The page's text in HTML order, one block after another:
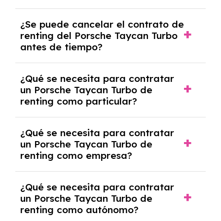
tendrás que pagar ningún tipo de entrada
salvo en casos que lo exija el proveedor
debido al resultado del estudio de viabilidad
económica.
¿Se puede cancelar el contrato de
renting del Porsche Taycan Turbo
antes de tiempo?
pero puede haber penalizaciones por
cancelación anticipada. Es importante revisar
las condiciones del contrato y hablar con un
experto que te asesore.
¿Qué se necesita para contratar
un Porsche Taycan Turbo de
renting como particular?
y, en algunos casos, una consulta de solvencia
crediticia y un pago inicial.
¿Qué se necesita para contratar
un Porsche Taycan Turbo de
renting como empresa?
documentación financiera y, en algunos
casos, un informe de solvencia de la empresa
y un pago inicial.
¿Qué se necesita para contratar
un Porsche Taycan Turbo de
renting como autónomo?